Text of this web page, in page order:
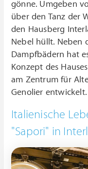
gönne. Umgeben
über den Tanz der
den Hausberg
Nebel hüllt. Neben
Dampfbädern hat
Konzept des
am Zentrum für
Genolier entwickelt.
Italienische
"Sapori" in